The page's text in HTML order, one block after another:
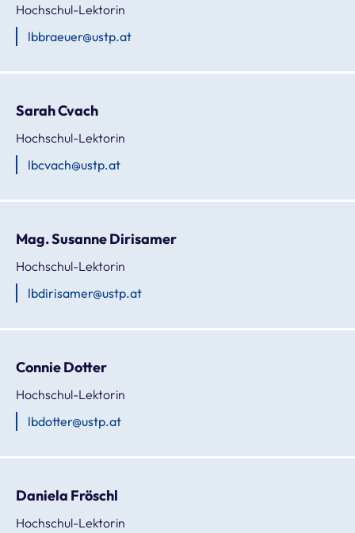
Hochschul-Lektorin
lbbraeuer@ustp.at
Sarah Cvach
Hochschul-Lektorin
lbcvach@ustp.at
Mag. Susanne Dirisamer
Hochschul-Lektorin
lbdirisamer@ustp.at
Connie Dotter
Hochschul-Lektorin
lbdotter@ustp.at
Daniela Fröschl
Hochschul-Lektorin